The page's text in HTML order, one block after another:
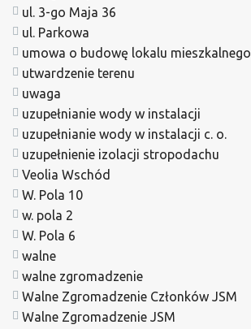
ul. 3-go Maja 36
ul. Parkowa
umowa o budowę lokalu mieszkalnego
utwardzenie terenu
uwaga
uzupełnianie wody w instalacji
uzupełnianie wody w instalacji c. o.
uzupełnienie izolacji stropodachu
Veolia Wschód
W. Pola 10
w. pola 2
W. Pola 6
walne
walne zgromadzenie
Walne Zgromadzenie Członków JSM
Walne Zgromadzenie JSM